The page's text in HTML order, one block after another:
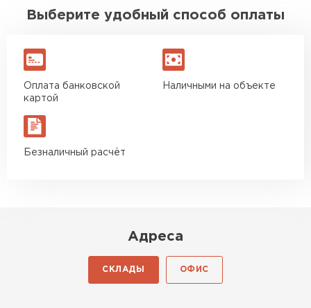
Выберите удобный способ оплаты
Оплата банковской
картой
Наличными на объекте
Безналичный расчёт
Адреса
СКЛАДЫ ОФИС